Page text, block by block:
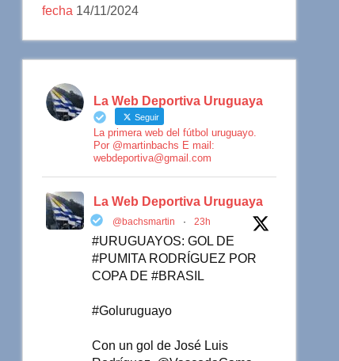
fecha 14/11/2024
La Web Deportiva Uruguaya
Seguir
La primera web del fútbol uruguayo.
Por @martinbachs E mail:
webdeportiva@gmail.com
La Web Deportiva Uruguaya
@bachsmartin · 23h
#URUGUAYOS: GOL DE
#PUMITA RODRÍGUEZ POR
COPA DE #BRASIL
#Goluruguayo
Con un gol de José Luis